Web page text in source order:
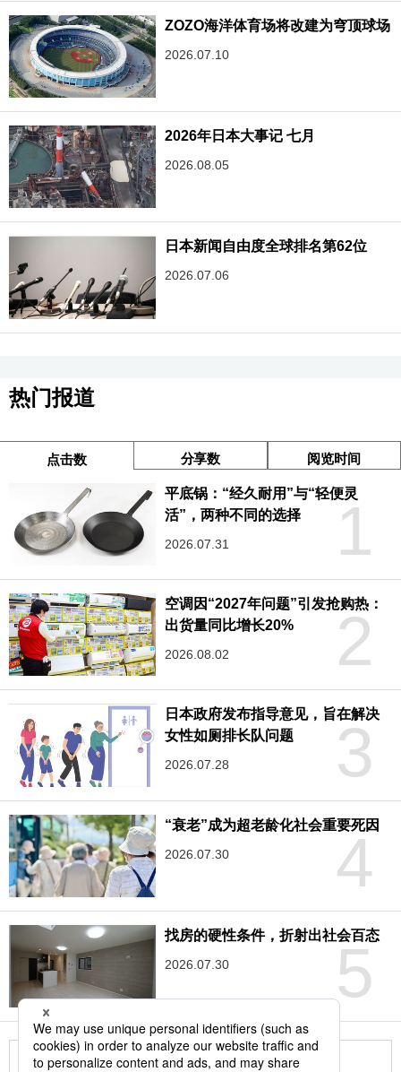
ZOZO海洋体育场将改建为穹顶球场
2026.07.10
2026年日本大事记 七月
2026.08.05
日本新闻自由度全球排名第62位
2026.07.06
热门报道
点击数 分享数 阅览时间
1
平底锅：“经久耐用”与“轻便灵
活”，两种不同的选择
2026.07.31
2
空调因“2027年问题”引发抢购热：
出货量同比增长20%
2026.08.02
3
日本政府发布指导意见，旨在解决
女性如厕排长队问题
2026.07.28
4
“衰老”成为超老龄化社会重要死因
2026.07.30
5
找房的硬性条件，折射出社会百态
2026.07.30
更多